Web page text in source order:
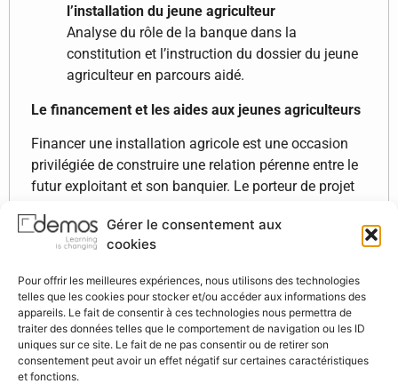
Gérer le consentement aux
cookies
Pour offrir les meilleures expériences, nous utilisons des technologies
telles que les cookies pour stocker et/ou accéder aux informations des
appareils. Le fait de consentir à ces technologies nous permettra de
traiter des données telles que le comportement de navigation ou les ID
uniques sur ce site. Le fait de ne pas consentir ou de retirer son
consentement peut avoir un effet négatif sur certaines caractéristiques
et fonctions.
l’installation du jeune agriculteur
Analyse du rôle de la banque dans la
constitution et l’instruction du dossier du jeune
agriculteur en parcours aidé.
Le financement et les aides aux jeunes agriculteurs
Financer une installation agricole est une occasion
privilégiée de construire une relation pérenne entre le
futur exploitant et son banquier. Le porteur de projet
publiques et de développer son activité grâce à un
financement adéquat.
Les différentes aides à l’installation
Détail des aides financières et des aides
fiscales accordées aux jeunes agriculteurs en
complément du parcours aidé à l’installation.
Les méthodes de financement d’une